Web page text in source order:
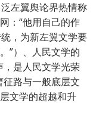
左翼舆论界热情称
：“他用自己的作
，为新左翼文学要
”）、人民文学的
，是人民文学光荣
路与一般底层文
文学的超越和升